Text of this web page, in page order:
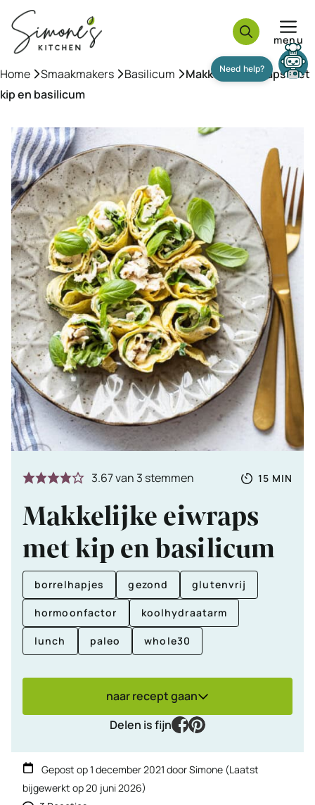
naar
inhoud
menu
Home »Smaakmakers »Basilicum »Makkelijke eiwraps met
kip en basilicum
3.67van 3 stemmen
Totale
15 MIN
Makkelijke eiwraps
met kip en basilicum
borrelhapjes gezond glutenvrij
hormoonfactor koolhydraatarm
lunch paleo whole30
naar recept gaan
Delen is fijn
facebook
pinterest
Gepost op1 december 2021 doorSimone (Laatst
bijgewerkt op20 juni 2026)
Need help?